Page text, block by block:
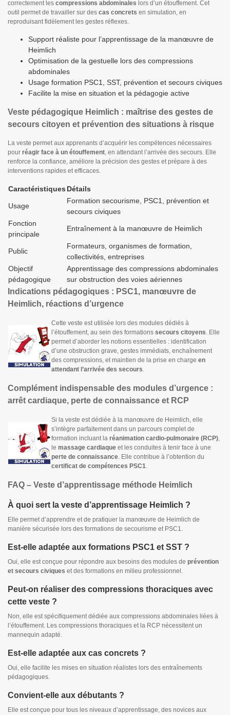
correctement les compressions abdominales lors d’un étouffement. Cet
outil permet de travailler sur des cas concrets en simulation, en
reproduisant fidèlement les gestes réflexes.
Support réaliste pour l’apprentissage de la manœuvre de
Heimlich
Optimisation de la gestuelle lors des compressions
abdominales
Usage formation PSC1, SST, prévention et secours civiques
Facilite la mise en situation et la pédagogie active
Veste pédagogique Heimlich : maîtrise des gestes de
secours citoyen et prévention des situations à risque
La veste permet aux apprenants d’acquérir les compétences nécessaires
pour réagir face à un étouffement, en attendant l’arrivée des secours. Elle
renforce la confiance, améliore la précision des gestes et prépare à des
interventions rapides et efficaces.
Caractéristiques Détails
Usage
Formation secourisme, PSC1, prévention et
secours civiques
Fonction
principale
Entraînement à la manœuvre de Heimlich
Public
Formateurs, organismes de formation,
collectivités, entreprises
Objectif
pédagogique
Apprentissage des compressions abdominales
sur obstruction des voies aériennes
Indications pédagogiques : PSC1, manœuvre de
Heimlich, réactions d’urgence
Cette veste est utilisée lors des modules dédiés à
l’étouffement, au sein des formations secours citoyens. Elle
permet d’aborder les notions essentielles : identification
d’une obstruction grave, gestes immédiats, enchaînement
des compressions, et maintien de la prise en charge en
attendant l’arrivée des secours.
Complément indispensable des modules d’urgence :
arrêt cardiaque, perte de connaissance et RCP
Si la veste est dédiée à la manœuvre de Heimlich, elle
s’intègre parfaitement dans un parcours complet de
formation incluant la réanimation cardio-pulmonaire (RCP),
le massage cardiaque et les conduites à tenir face à une
perte de connaissance. Elle contribue à l’obtention du
certificat de compétences PSC1.
FAQ – Veste d’apprentissage méthode Heimlich
À quoi sert la veste d’apprentissage Heimlich ?
Elle permet d’apprendre et de pratiquer la manœuvre de Heimlich de
manière sécurisée lors des formations de secourisme et PSC1.
Est-elle adaptée aux formations PSC1 et SST ?
Oui, elle est conçue pour répondre aux besoins des modules de prévention
et secours civiques et des formations en milieu professionnel.
Peut-on réaliser des compressions thoraciques avec
cette veste ?
Non, elle est spécifiquement dédiée aux compressions abdominales liées à
l’étouffement. Les compressions thoraciques et la RCP nécessitent un
mannequin adapté.
Est-elle adaptée aux cas concrets ?
Oui, elle facilite les mises en situation réalistes lors des entraînements
pédagogiques.
Convient-elle aux débutants ?
Elle est conçue pour tous les niveaux d’apprentissage, des novices aux